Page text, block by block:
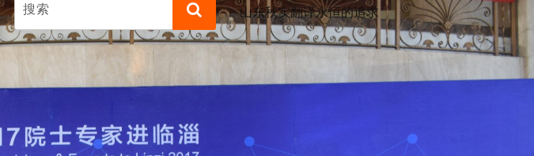
山东秋实翻译永恒的追求